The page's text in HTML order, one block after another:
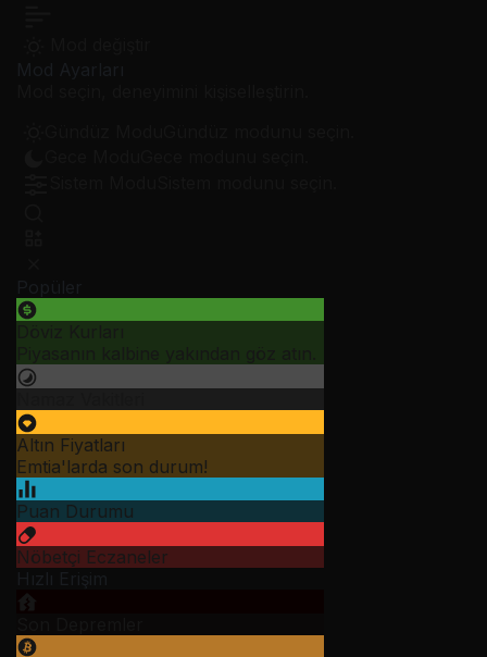
Altın Fiyatları
Emtia'larda son durum!
Puan Durumu
Nöbetçi Eczaneler